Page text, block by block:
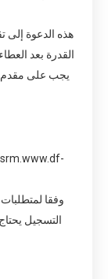
القدرة بعد
يجب على مقدم
التسجيل